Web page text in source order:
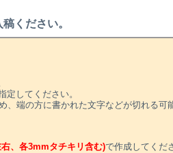
ください。
定してください。
、端の方に書かれた文字などが切れる可
、各3mmタチキリ含む)で作成してくだ